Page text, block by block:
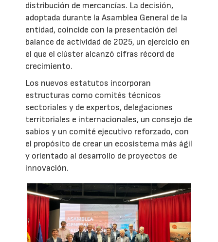
distribución de mercancías. La decisión,
adoptada durante la Asamblea General de la
entidad, coincide con la presentación del
balance de actividad de 2025, un ejercicio en
el que el clúster alcanzó cifras récord de
crecimiento.
Los nuevos estatutos incorporan
estructuras como comités técnicos
sectoriales y de expertos, delegaciones
territoriales e internacionales, un consejo de
sabios y un comité ejecutivo reforzado, con
el propósito de crear un ecosistema más ágil
y orientado al desarrollo de proyectos de
innovación.